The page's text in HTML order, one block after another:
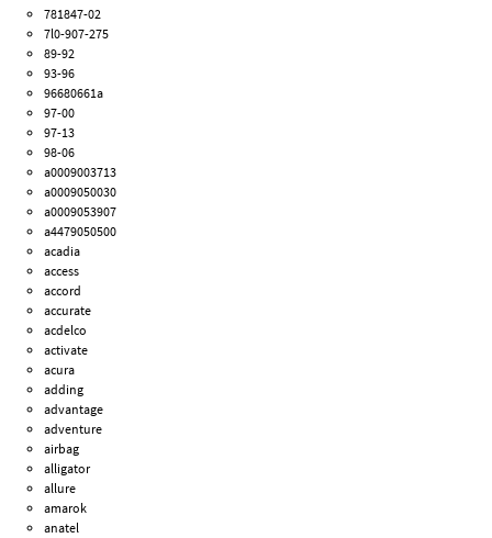
781847-02
7l0-907-275
89-92
93-96
96680661a
97-00
97-13
98-06
a0009003713
a0009050030
a0009053907
a4479050500
acadia
access
accord
accurate
acdelco
activate
acura
adding
advantage
adventure
airbag
alligator
allure
amarok
anatel